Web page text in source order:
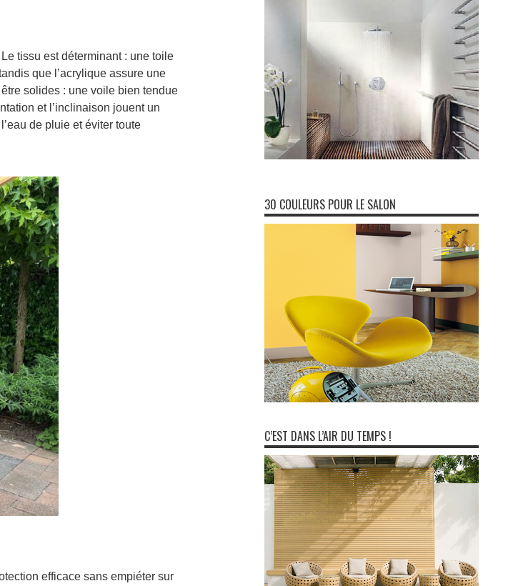
tissu est déterminant : une toile
que l’acrylique assure une
solides : une voile bien tendue
et l’inclinaison jouent un
de pluie et éviter toute
efficace sans empiéter sur
30 COULEURS POUR LE SALON
C’EST DANS L’AIR DU TEMPS !